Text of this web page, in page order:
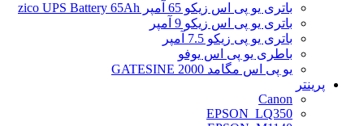
باتری یو پی اس زیکو 65 آمپر zico UPS Battery 65Ah
باتری یو پی اس زیکو 9 آمپر
باتری یو پی زیکو 7.5 آمپر
باطری یو پی اس یوفو
یو پی اس مگامد GATESINE 2000
پرینتر
Canon
EPSON_LQ350